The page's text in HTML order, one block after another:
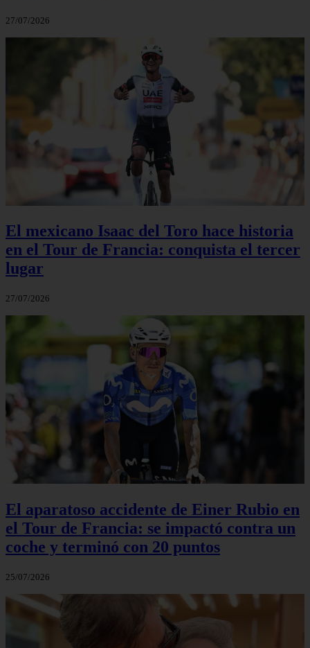
27/07/2026
El mexicano Isaac del Toro hace historia
en el Tour de Francia: conquista el tercer
lugar
27/07/2026
El aparatoso accidente de Einer Rubio en
el Tour de Francia: se impactó contra un
coche y terminó con 20 puntos
25/07/2026